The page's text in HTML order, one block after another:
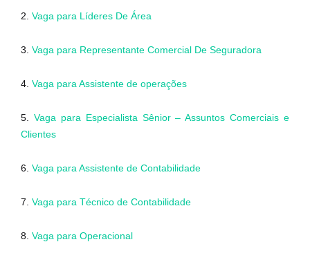
2. Vaga para Líderes De Área
3. Vaga para Representante Comercial De Seguradora
4. Vaga para Assistente de operações
5. Vaga para Especialista Sênior – Assuntos Comerciais e
Clientes
6. Vaga para Assistente de Contabilidade
7. Vaga para Técnico de Contabilidade
8. Vaga para Operacional